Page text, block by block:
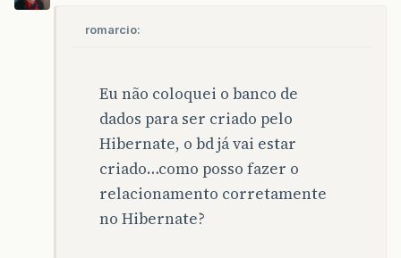
romarcio:
Eu não coloquei o banco de
dados para ser criado pelo
Hibernate, o bd já vai estar
criado…como posso fazer o
relacionamento corretamente
no Hibernate?